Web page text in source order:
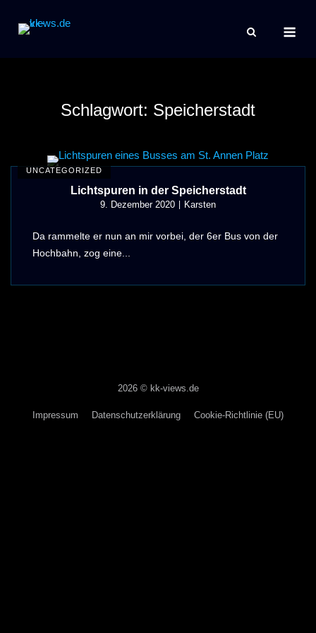
Schlagwort: Speicherstadt
UNCATEGORIZED
Lichtspuren in der Speicherstadt
9. Dezember 2020 Karsten
Da rammelte er nun an mir vorbei, der 6er Bus von der
Hochbahn, zog eine...
2026 © kk-views.de
Impressum Datenschutzerklärung Cookie-Richtlinie (EU)